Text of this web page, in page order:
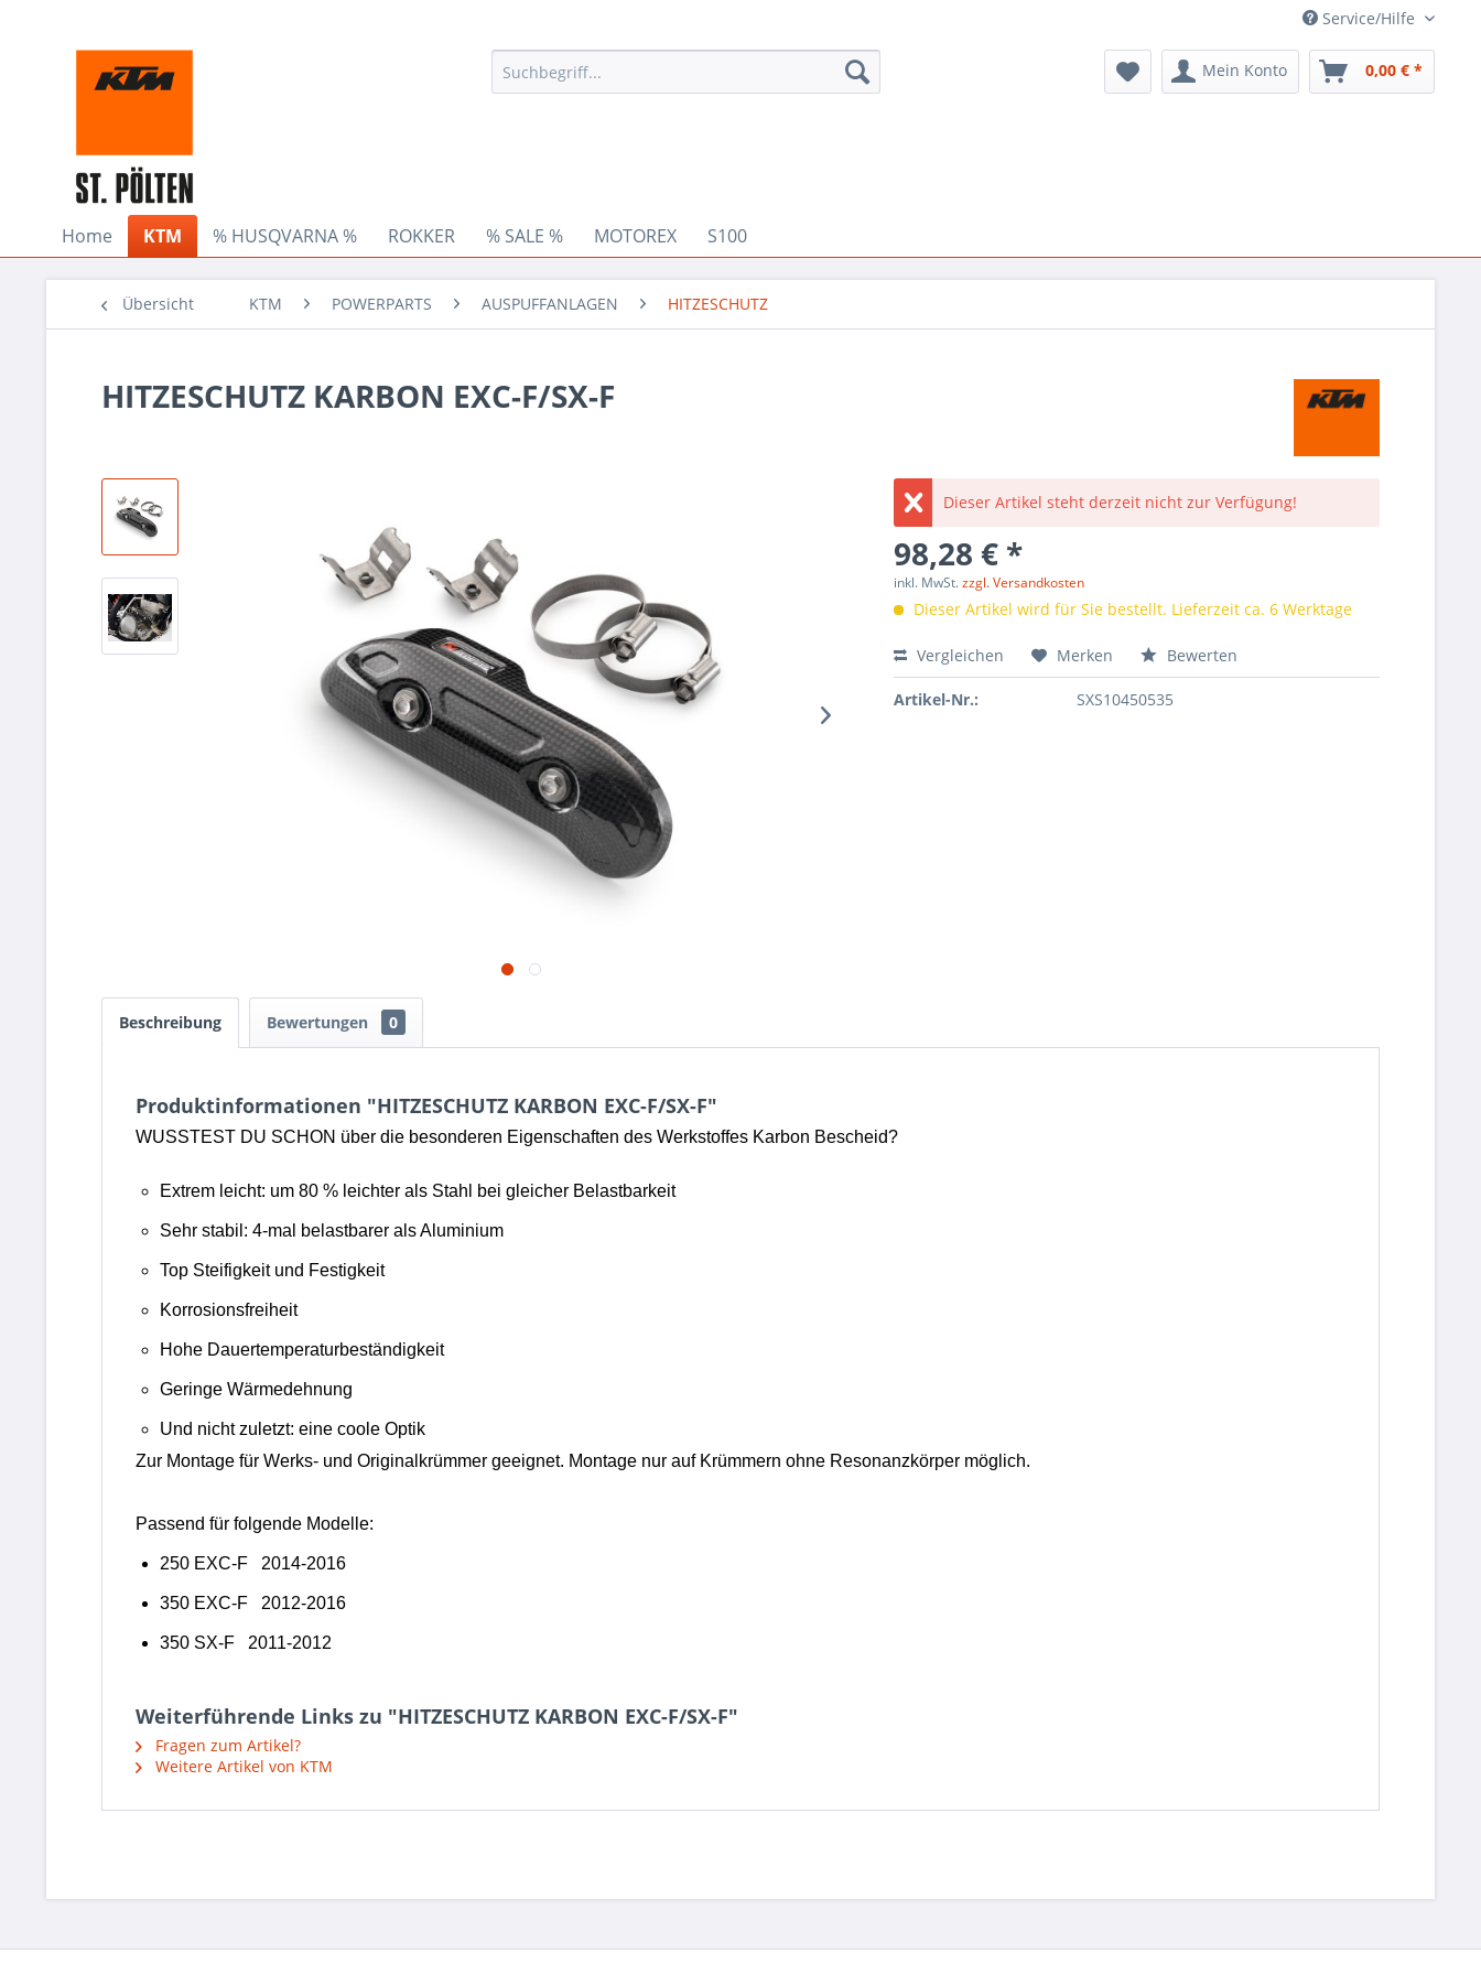
Service/Hilfe
Mein Konto 0,00 € *
Home KTM % HUSQVARNA % ROKKER % SALE % MOTOREX S100
Übersicht KTM POWERPARTS AUSPUFFANLAGEN HITZESCHUTZ
HITZESCHUTZ KARBON EXC-F/SX-F
Dieser Artikel steht derzeit nicht zur Verfügung!
98,28 € *
inkl. MwSt.zzgl. Versandkosten
Dieser Artikel wird für Sie bestellt. Lieferzeit ca. 6 Werktage
Vergleichen Merken Bewerten
Artikel-Nr.: SXS10450535
Beschreibung Bewertungen 0
Produktinformationen "HITZESCHUTZ KARBON EXC-F/SX-F"
WUSSTEST DU SCHON über die besonderen Eigenschaften des Werkstoffes Karbon Bescheid?
Extrem leicht: um 80 % leichter als Stahl bei gleicher Belastbarkeit
Sehr stabil: 4-mal belastbarer als Aluminium
Top Steifigkeit und Festigkeit
Korrosionsfreiheit
Hohe Dauertemperaturbeständigkeit
Geringe Wärmedehnung
Und nicht zuletzt: eine coole Optik
Zur Montage für Werks- und Originalkrümmer geeignet. Montage nur auf Krümmern ohne Resonanzkörper möglich.
250 EXC-F 2014-2016
350 EXC-F 2012-2016
350 SX-F 2011-2012
Weiterführende Links zu "HITZESCHUTZ KARBON EXC-F/SX-F"
Fragen zum Artikel?
Weitere Artikel von KTM